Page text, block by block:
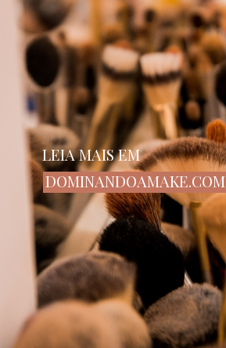
LEIA MAIS EM
DOMINANDOAMAKE.COM